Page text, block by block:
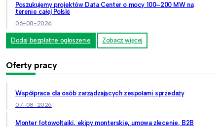
Poszukujemy projektów Data Center o mocy 100–200 MW na
terenie całej Polski
06-08-2026
Dodaj bezpłatne ogłoszenie Zobacz więcej
Oferty pracy
Współpraca dla osób zarządzających zespołami sprzedaży
07-08-2026
Monter fotowoltaiki, ekipy monterskie, umowa zlecenie, B2B